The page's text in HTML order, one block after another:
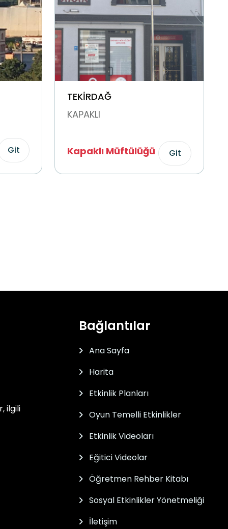
Git
TEKİRDAĞ
KAPAKLI
Kapaklı Müftülüğü Git
ilgili
Bağlantılar
Ana Sayfa
Harita
Etkinlik Planları
Oyun Temelli Etkinlikler
Etkinlik Videoları
Eğitici Videolar
Öğretmen Rehber Kitabı
Sosyal Etkinlikler Yönetmeliği
İletişim